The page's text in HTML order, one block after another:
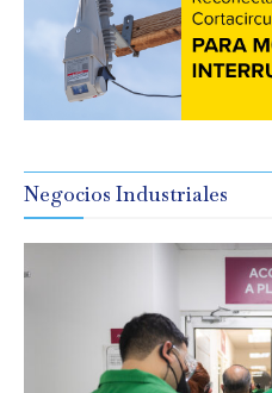
Negocios Industriales